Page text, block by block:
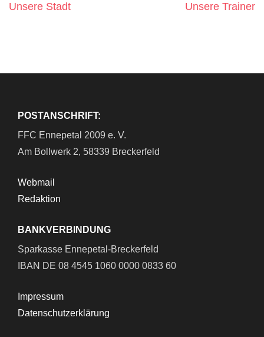
Beitragsnavigation
Unsere Stadt Unsere Trainer
POSTANSCHRIFT:
FFC Ennepetal 2009 e. V.
Am Bollwerk 2, 58339 Breckerfeld
Webmail
Redaktion
BANKVERBINDUNG
Sparkasse Ennepetal-Breckerfeld
IBAN DE 08 4545 1060 0000 0833 60
Impressum
Datenschutzerklärung